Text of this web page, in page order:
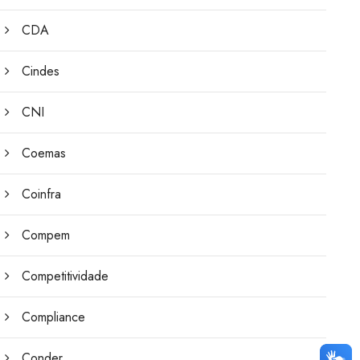
CDA
Cindes
CNI
Coemas
Coinfra
Compem
Competitividade
Compliance